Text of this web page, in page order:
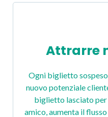
Attrarre
Ogni biglietto
nuovo potenziale
biglietto lasciato per
amico, aumenta il